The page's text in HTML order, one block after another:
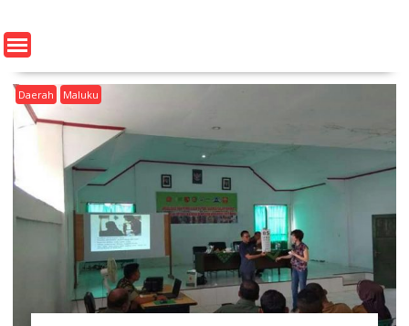
e
n
Daerah Maluku